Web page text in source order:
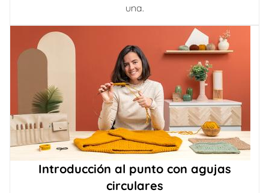
una.
Introducción al punto con agujas
circulares